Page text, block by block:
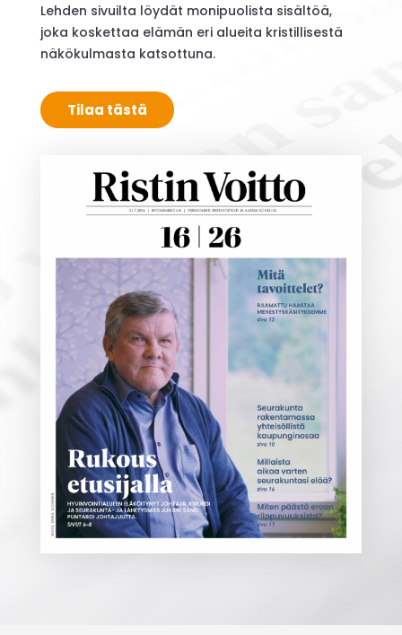
Lehden sivuilta löydät monipuolista sisältöä,
joka koskettaa elämän eri alueita kristillisestä
näkökulmasta katsottuna.
Tilaa tästä